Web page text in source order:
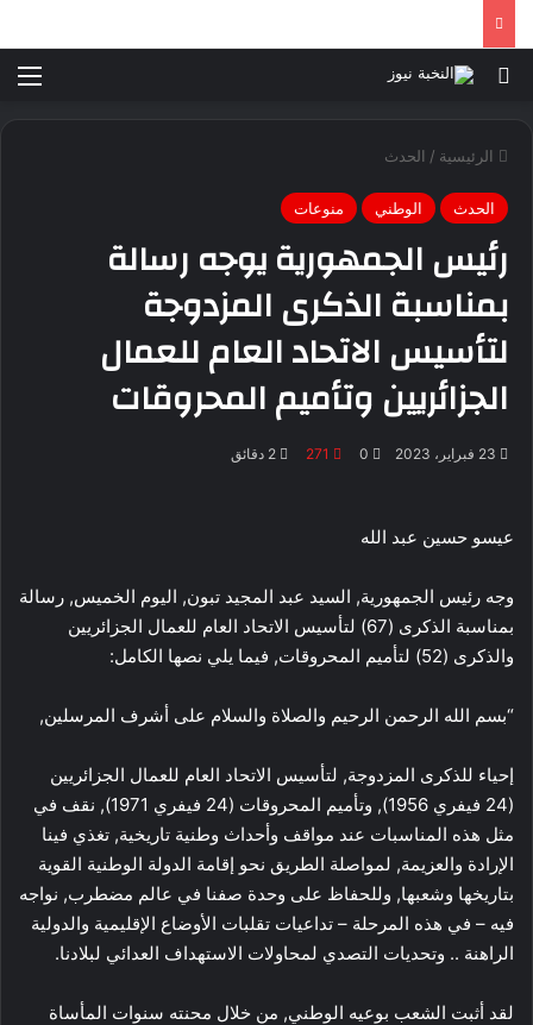
بحث عن
الرئيسية / الحدث
الحدث الوطني منوعات
رئيس الجمهورية يوجه رسالة
بمناسبة الذكرى المزدوجة
لتأسيس الاتحاد العام للعمال
الجزائريين وتأميم المحروقات
23 فبراير، 2023 0
271
عيسو حسين عبد الله
وجه رئيس الجمهورية, السيد عبد المجيد تبون, اليوم الخميس, رسالة
بمناسبة الذكرى (67) لتأسيس الاتحاد العام للعمال الجزائريين
والذكرى (52) لتأميم المحروقات, فيما يلي نصها الكامل:
“بسم الله الرحمن الرحيم والصلاة والسلام على أشرف المرسلين,
إحياء للذكرى المزدوجة, لتأسيس الاتحاد العام للعمال الجزائريين
(24 فيفري 1956), وتأميم المحروقات (24 فيفري 1971), نقف في
مثل هذه المناسبات عند مواقف وأحداث وطنية تاريخية, تغذي فينا
الإرادة والعزيمة, لمواصلة الطريق نحو إقامة الدولة الوطنية القوية
بتاريخها وشعبها, وللحفاظ على وحدة صفنا في عالم مضطرب, نواجه
فيه – في هذه المرحلة – تداعيات تقلبات الأوضاع الإقليمية والدولية
الراهنة .. وتحديات التصدي لمحاولات الاستهداف العدائي لبلادنا.
لقد أثبت الشعب بوعيه الوطني, من خلال محنته سنوات المأساة